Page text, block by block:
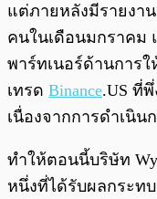
แต่ภายหลังมีรายงา
คนในเดือนมกราคม
พาร์ทเนอร์ด้านการใ
เทรด Binance.US ที่
เนื่องจากการดำเนิน
ทำให้ตอนนี้บริษัท
หนึ่งที่ได้รับผลกระท